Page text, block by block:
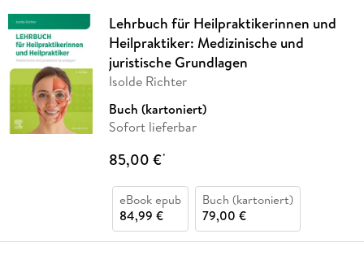
Lehrbuch für Heilpraktikerinnen und
Heilpraktiker: Medizinische und
juristische Grundlagen
Isolde Richter
Buch (kartoniert)
Sofort lieferbar
85,00 €*
eBook epub
84,99 €
Buch (kartoniert)
79,00 €